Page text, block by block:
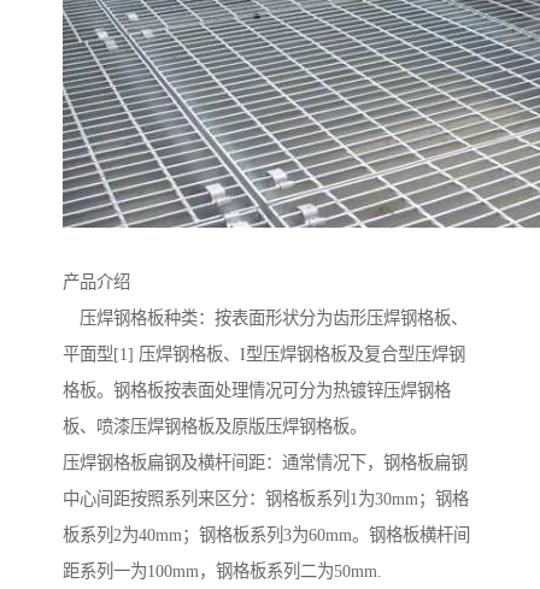
产品介绍
压焊钢格板种类：按表面形状分为齿形压焊钢格板、
平面型[1] 压焊钢格板、I型压焊钢格板及复合型压焊钢
格板。钢格板按表面处理情况可分为热镀锌压焊钢格
板、喷漆压焊钢格板及原版压焊钢格板。
压焊钢格板扁钢及横杆间距：通常情况下，钢格板扁钢
中心间距按照系列来区分：钢格板系列1为30mm；钢格
板系列2为40mm；钢格板系列3为60mm。钢格板横杆间
距系列一为100mm，钢格板系列二为50mm.